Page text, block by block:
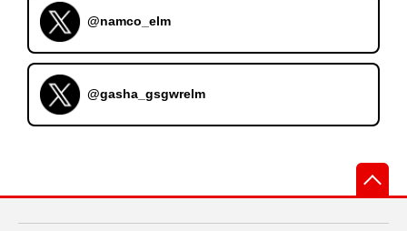
@namco_elm
@gasha_gsgwrelm